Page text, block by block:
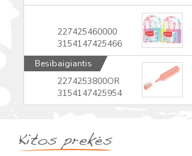
227425460000
3154147425466
Besibaigiantis
2274253800OR
3154147425954
Kitos prekės